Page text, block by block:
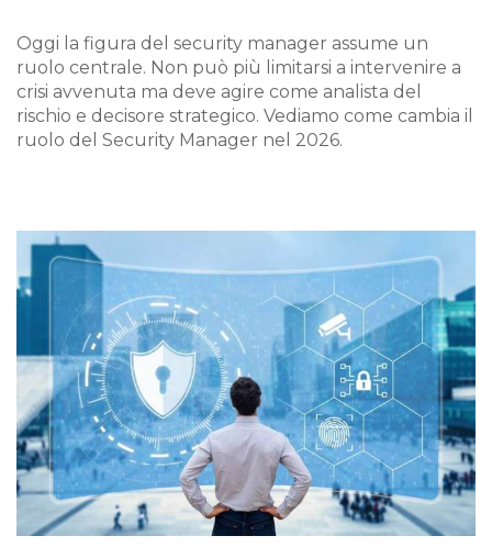
Oggi la figura del security manager assume un
ruolo centrale. Non può più limitarsi a intervenire a
crisi avvenuta ma deve agire come analista del
rischio e decisore strategico. Vediamo come cambia il
ruolo del Security Manager nel 2026.